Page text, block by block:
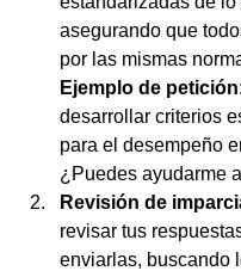
asegurando que
por las mismas
Ejemplo de petición
desarrollar criterios
para el desempeño
¿Puedes ayudarme
Revisión de
revisar tus
enviarlas, buscando